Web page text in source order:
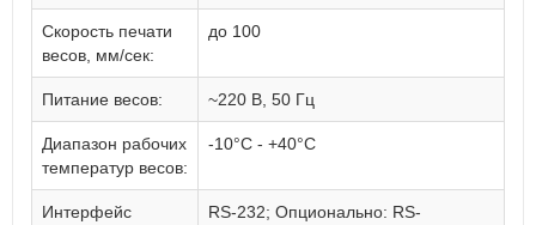
Скорость печати
весов, мм/сек:
до 100
Питание весов: ~220 В, 50 Гц
Диапазон рабочих
температур весов:
-10°C - +40°C
Интерфейс
RS-232; Опционально: RS-